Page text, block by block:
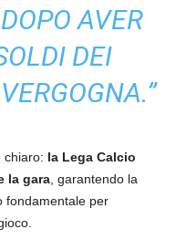
AVER
DEI
chiaro: la Lega Calcio
la gara , garantendo la
fondamentale per